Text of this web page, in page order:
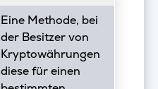
Eine Methode, bei
der Besitzer von
Kryptowährungen
diese für einen